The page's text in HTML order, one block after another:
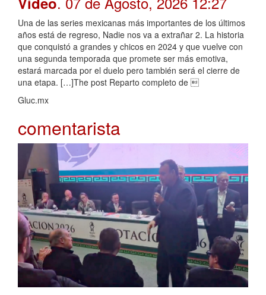
Una de las series mexicanas más importantes de los últimos
años está de regreso, Nadie nos va a extrañar 2. La historia
que conquistó a grandes y chicos en 2024 y que vuelve con
una segunda temporada que promete ser más emotiva,
estará marcada por el duelo pero también será el cierre de
una etapa. […]The post Reparto completo de 
Gluc.mx
comentarista